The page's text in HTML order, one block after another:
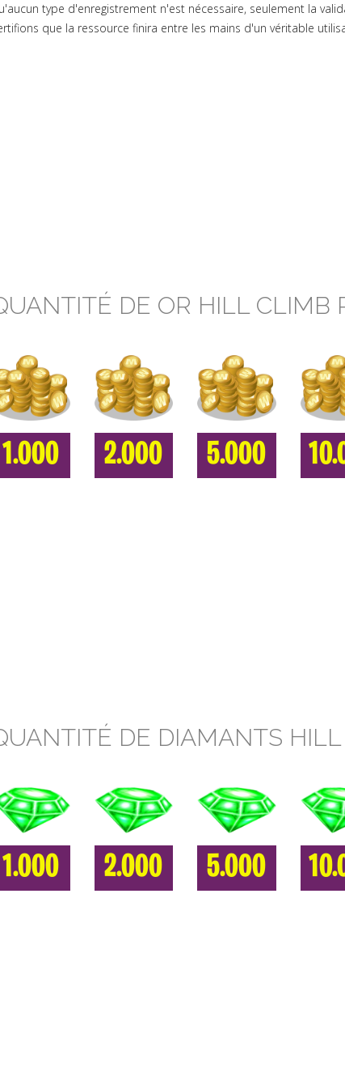
type d'enregistrement n'est nécessaire, seulement la
que la ressource finira entre les mains d'un véritable
DE OR HILL CLIMB
1.000 2.000 5.000
DE DIAMANTS
1.000 2.000 5.000